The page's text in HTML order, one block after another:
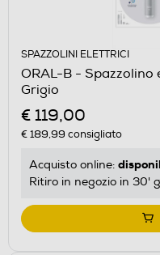
SPAZZOLINI ELETTRICI
ORAL-B -
Grigio
€ 119,00
€ 189,99 consigliato
Acquisto online:
Ritiro in negozio in 30'